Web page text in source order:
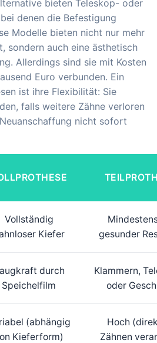
bieten Teleskop- oder
denen die Befestigung
Modelle bieten nicht nur mehr
sondern auch eine ästhetisch
Allerdings sind sie mit Kosten
Euro verbunden. Ein
ist ihre Flexibilität: Sie
falls weitere Zähne verloren
nicht sofort
Vollständig
Kiefer
gesunder
durch
Speichelfilm
Klammern,
oder
(abhängig
Kieferform)
Hoch
Zähnen